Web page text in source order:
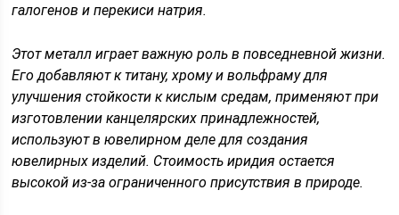
галогенов и перекиси натрия.
Этот металл играет важную роль в повседневной жизни.
Его добавляют к титану, хрому и вольфраму для
улучшения стойкости к кислым средам, применяют при
изготовлении канцелярских принадлежностей,
используют в ювелирном деле для создания
ювелирных изделий. Стоимость иридия остается
высокой из-за ограниченного присутствия в природе.